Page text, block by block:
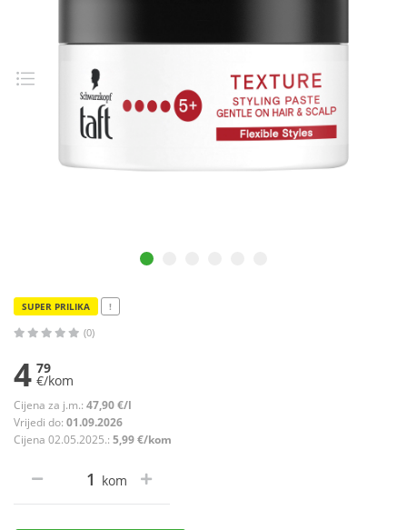
SUPER PRILIKA !
(0)
4 79
€/kom
Cijena za j.m.: 47,90 €/l
Vrijedi do: 01.09.2026
Cijena 02.05.2025.: 5,99 €/kom
kom